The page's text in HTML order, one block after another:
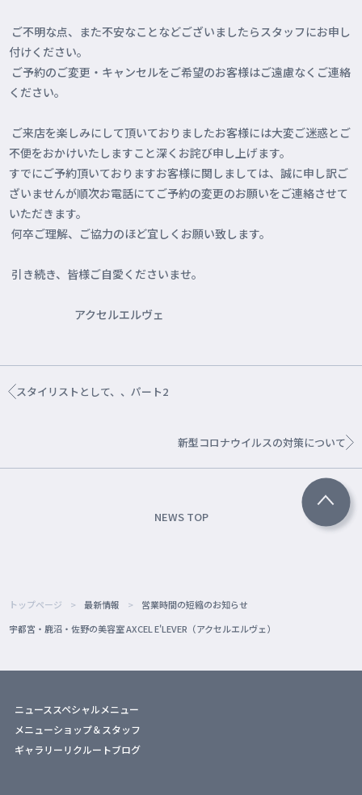
ご不明な点、また不安なことなどございましたらスタッフにお申し
付けください。
ご予約のご変更・キャンセルをご希望のお客様はご遠慮なくご連絡
ください。
ご来店を楽しみにして頂いておりましたお客様には大変ご迷惑とご
不便をおかけいたしますこと深くお詫び申し上げます。
すでにご予約頂いておりますお客様に関しましては、誠に申し訳ご
ざいませんが順次お電話にてご予約の変更のお願いをご連絡させて
いただきます。
何卒ご理解、ご協力のほど宜しくお願い致します。
引き続き、皆様ご自愛くださいませ。
アクセルエルヴェ
スタイリストとして、、パート2
新型コロナウイルスの対策について
NEWS TOP
トップページ 最新情報
営業時間の短縮のお知らせ
宇都宮・鹿沼・佐野の美容室 AXCEL E'LEVER（アクセルエルヴェ）
ニュース スペシャルメニュー
メニューショップ＆スタッフ
ギャラリーリクルートブログ